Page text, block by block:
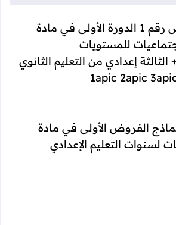
نماذج فروض رقم 1 الدورة الأولى في مادة
للمستويات
الثالثة إعدادي من التعليم الثانوي
1apic 2apic
الفروض الأولى في مادة
لسنوات التعليم الإعدادي